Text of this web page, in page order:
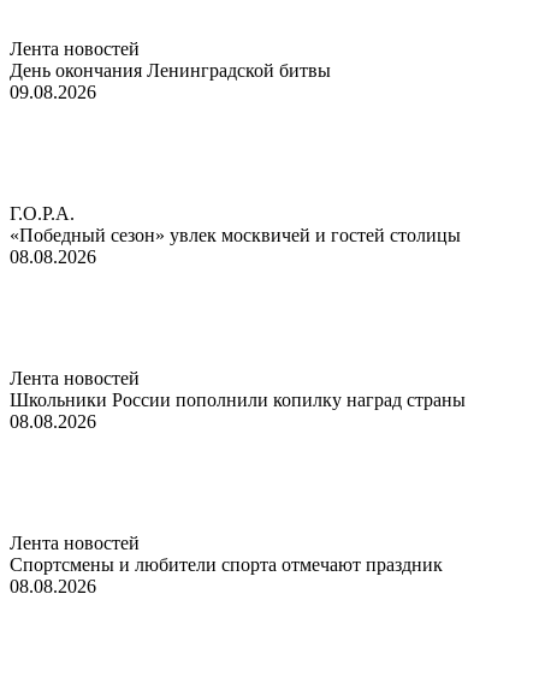
Лента новостей
День окончания Ленинградской битвы
09.08.2026
Г.О.Р.А.
«Победный сезон» увлек москвичей и гостей столицы
08.08.2026
Лента новостей
Школьники России пополнили копилку наград страны
08.08.2026
Лента новостей
Спортсмены и любители спорта отмечают праздник
08.08.2026